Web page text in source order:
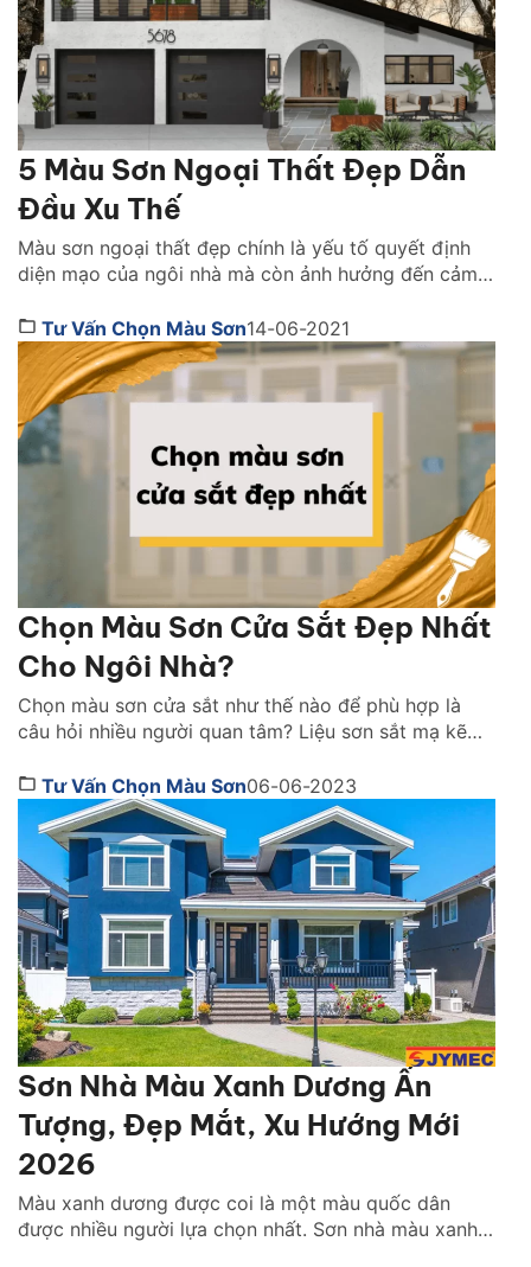
5 Màu Sơn Ngoại Thất Đẹp Dẫn
Đầu Xu Thế
Màu sơn ngoại thất đẹp chính là yếu tố quyết định
diện mạo của ngôi nhà mà còn ảnh hưởng đến cảm
gian. Việc chọn đúng màu cho ngoại thất trở thành
yếu tố quan trọng giúp ngôi nhà nổi bật, sang trọng
và phù […]
Tư Vấn Chọn Màu Sơn14-06-2021
Chọn Màu Sơn Cửa Sắt Đẹp Nhất
Cho Ngôi Nhà?
Chọn màu sơn cửa sắt như thế nào để phù hợp là
câu hỏi nhiều người quan tâm? Liệu sơn sắt mạ kẽm
màu cửa sắt cần quan tâm những tiêu chí gì? Cùng
tìm hiểu ngay qua bài viết dưới đây nhé! 1. […]
Tư Vấn Chọn Màu Sơn06-06-2023
Sơn Nhà Màu Xanh Dương Ấn
Tượng, Đẹp Mắt, Xu Hướng Mới
2026
Màu xanh dương được coi là một màu quốc dân
được nhiều người lựa chọn nhất. Sơn nhà màu xanh